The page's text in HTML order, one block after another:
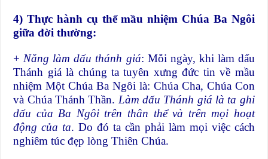
4) Thực hành cụ thể mầu nhiệm Chúa Ba Ngôi
giữa đời thường:
+ Năng làm dấu thánh giá: Mỗi ngày, khi làm dấu
Thánh giá là chúng ta tuyên xưng đức tin về mầu
nhiệm Một Chúa Ba Ngôi là: Chúa Cha, Chúa Con
và Chúa Thánh Thần. Làm dấu Thánh giá là ta ghi
dấu của Ba Ngôi trên thân thể và trên mọi hoạt
động của ta. Do đó ta cần phải làm mọi việc cách
nghiêm túc đẹp lòng Thiên Chúa.